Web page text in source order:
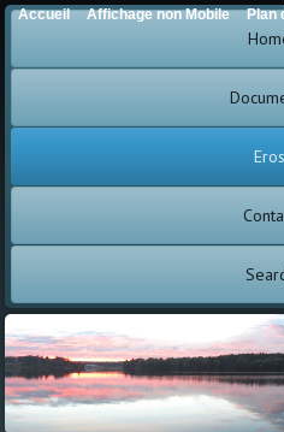
Eros
Accueil Affichage non Mobile Plan